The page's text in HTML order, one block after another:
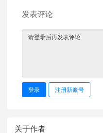
发表评论
登录 注册新账号
关于作者